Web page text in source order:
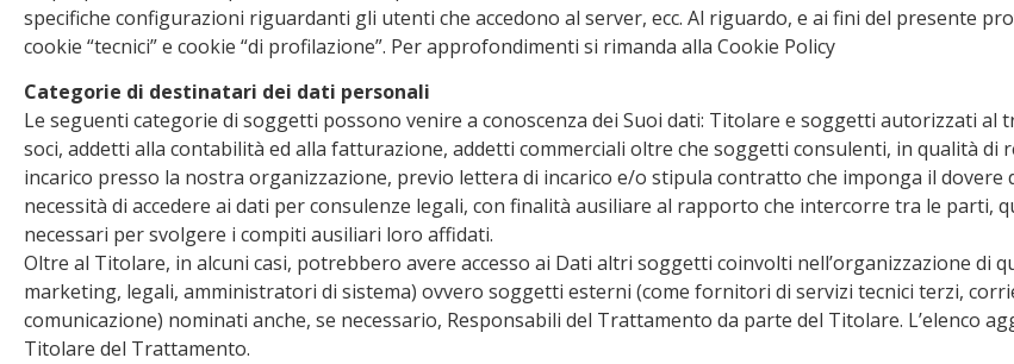
specifiche configurazioni riguardanti gli utenti che accedono al server, ecc. Al riguardo, e ai fini del presente
cookie “tecnici” e cookie “di profilazione”. Per approfondimenti si rimanda alla Cookie Policy
Categorie di destinatari dei dati personali
Le seguenti categorie di soggetti possono venire a conoscenza dei Suoi dati: Titolare e soggetti autorizzati
soci, addetti alla contabilità ed alla fatturazione, addetti commerciali oltre che soggetti consulenti, in qualità
incarico presso la nostra organizzazione, previo lettera di incarico e/o stipula contratto che imponga il dovere
necessità di accedere ai dati per consulenze legali, con finalità ausiliare al rapporto che intercorre tra le parti,
necessari per svolgere i compiti ausiliari loro affidati.
Oltre al Titolare, in alcuni casi, potrebbero avere accesso ai Dati altri soggetti coinvolti nell’organizzazione di
marketing, legali, amministratori di sistema) ovvero soggetti esterni (come fornitori di servizi tecnici terzi,
comunicazione) nominati anche, se necessario, Responsabili del Trattamento da parte del Titolare. L’elenco
Titolare del Trattamento.